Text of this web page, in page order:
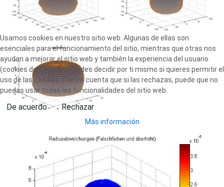
Usamos cookies en nuestro sitio web. Algunas de ellas son
esenciales para el funcionamiento del sitio, mientras que otras nos
ayudan a mejorar el sitio web y también la experiencia del usuario
(cookies de rastreo). Puedes decidir por ti mismo si quieres permitir el
uso de las cookies. Ten en cuenta que si las rechazas, puede que no
puedas usar todas las funcionalidades del sitio web.
De acuerdo Rechazar
Más información